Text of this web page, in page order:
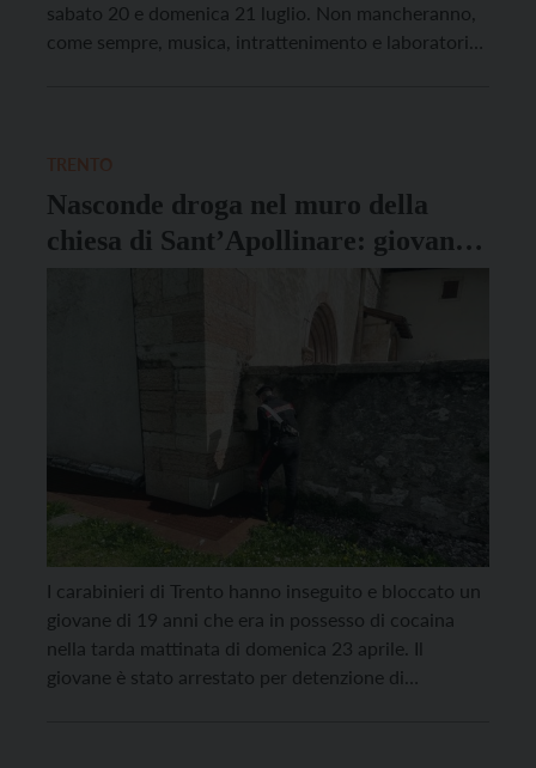
sabato 20 e domenica 21 luglio. Non mancheranno,
come sempre, musica, intrattenimento e laboratori
Nasconde droga nel muro della
chiesa di Sant’Apollinare: giovane
19enne arrestato dai carabinieri
I carabinieri di Trento hanno inseguito e bloccato un
giovane di 19 anni che era in possesso di cocaina
nella tarda mattinata di domenica 23 aprile. Il
giovane è stato arrestato per detenzione di